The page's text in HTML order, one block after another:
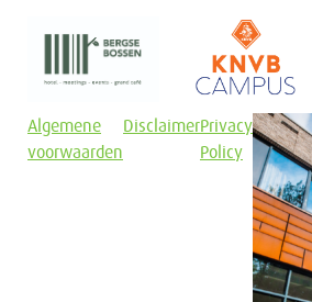
Algemene
voorwaarden
DisclaimerPrivacy
Policy